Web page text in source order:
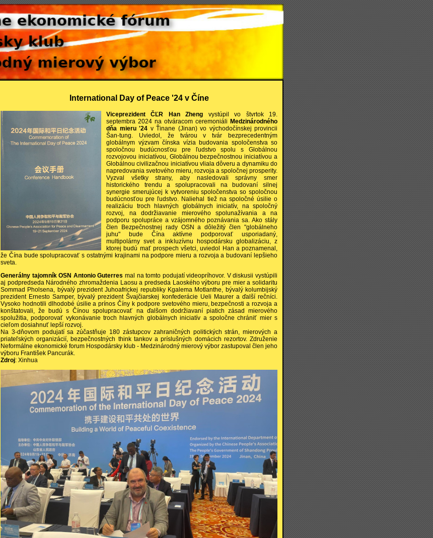
International Day of Peace '24 v Číne
Viceprezident ČĽR Han Zheng vystúpil vo štvrtok 19.
septembra 2024 na otváracom ceremoniáli Medzinárodného
dňa mieru '24 v Ťinane (Jinan) vo východočínskej provincii
Šan-tung. Uviedol, že tvárou v tvár bezprecedentným
globálnym výzvam čínska vízia budovania spoločenstva so
spoločnou budúcnosťou pre ľudstvo spolu s Globálnou
rozvojovou iniciatívou, Globálnou bezpečnostnou iniciatívou a
Globálnou civilizačnou iniciatívou vliala dôveru a dynamiku do
napredovania svetového mieru, rozvoja a spoločnej prosperity.
Vyzval všetky strany, aby nasledovali správny smer
historického trendu a spolupracovali na budovaní silnej
synergie smerujúcej k vytvoreniu spoločenstva so spoločnou
budúcnosťou pre ľudstvo. Naliehal tiež na spoločné úsilie o
realizáciu troch hlavných globálnych iniciatív, na spoločný
rozvoj, na dodržiavanie mierového spolunažívania a na
podporu spolupráce a vzájomného poznávania sa. Ako stály
člen Bezpečnostnej rady OSN a dôležitý člen "globálneho
juhu" bude Čína aktívne podporovať usporiadaný,
multipolárny svet a inkluzívnu hospodársku globalizáciu, z
ktorej budú mať prospech všetci, uviedol Han a poznamenal,
že Čína bude spolupracovať s ostatnými krajinami na podpore mieru a rozvoja a budovaní lepšieho
sveta.
Generálny tajomník OSN Antonio Guterres mal na tomto podujatí videopríhovor. V diskusii vystúpili
aj podpredseda Národného zhromaždenia Laosu a predseda Laoského výboru pre mier a solidaritu
Sommad Pholsena, bývalý prezident Juhoafrickej republiky Kgalema Motlanthe, bývalý kolumbijský
prezident Ernesto Samper, bývalý prezident Švajčiarskej konfederácie Ueli Maurer a ďalší rečníci.
Vysoko hodnotili dlhodobé úsilie a prínos Číny k podpore svetového mieru, bezpečnosti a rozvoja a
konštatovali, že budú s Čínou spolupracovať na ďalšom dodržiavaní piatich zásad mierového
spolužitia, podporovať vykonávanie troch hlavných globálnych iniciatív a spoločne chrániť mier s
cieľom dosiahnuť lepší rozvoj.
Na 3-dňovom podujatí sa zúčastňuje 180 zástupcov zahraničných politických strán, mierových a
priateľských organizácií, bezpečnostných think tankov a príslušných domácich rezortov. Združenie
Neformálne ekonomické forum Hospodársky klub - Medzinárodný mierový výbor zastupoval člen jeho
výboru František Pancurák.
Zdroj: Xinhua